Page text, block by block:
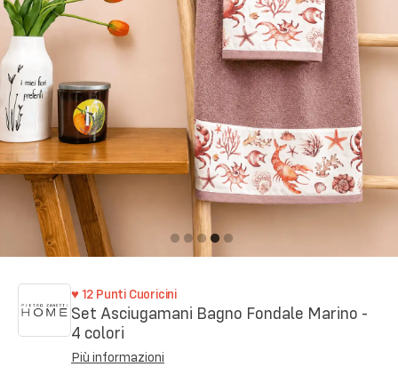
♥ 12 Punti Cuoricini
Set Asciugamani Bagno Fondale Marino -
4 colori
Più informazioni